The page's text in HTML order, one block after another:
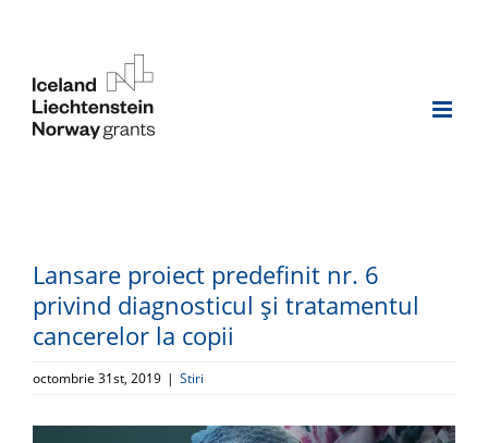
Lansare proiect predefinit nr. 6
privind diagnosticul și tratamentul
cancerelor la copii
octombrie 31st, 2019 | Stiri